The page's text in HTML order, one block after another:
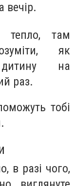
вечір.
тепло, там
як
на
раз.
тобі
в разі чого,